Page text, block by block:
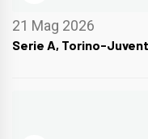
21 Mag 2026
Serie A, Torino-